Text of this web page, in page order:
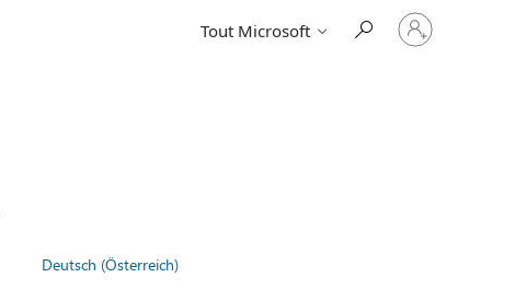
Tout Microsoft
Connectez-
vous
Deutsch (Österreich)